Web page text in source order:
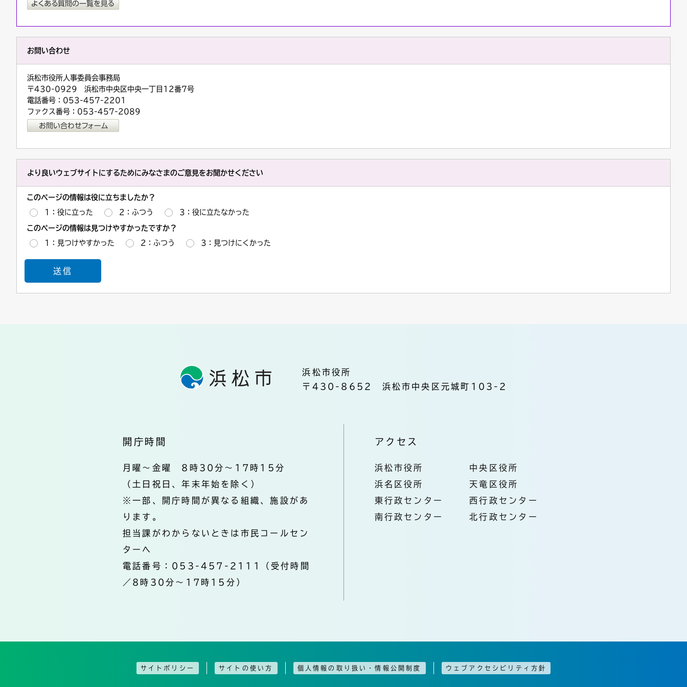
お問い合わせ
浜松市役所人事委員会事務局
〒430-0929 浜松市中央区中央一丁目12番7号
電話番号：053-457-2201
ファクス番号：053-457-2089
より良いウェブサイトにするためにみなさまのご意見をお聞かせください
このページの情報は役に立ちましたか？
1：役に立った 2：ふつう 3：役に立たなかった
このページの情報は見つけやすかったですか？
1：見つけやすかった 2：ふつう 3：見つけにくかった
浜松市役所
〒430-8652 浜松市中央区元城町103-2
開庁時間
月曜～金曜 8時30分～17時15分
（土日祝日、年末年始を除く）
※一部、開庁時間が異なる組織、施設があ
ります。
担当課がわからないときは市民コールセン
ターへ
電話番号：053-457-2111（受付時間
／8時30分～17時15分）
アクセス
浜松市役所
中央区役所
浜名区役所
天竜区役所
東行政センター
西行政センター
南行政センター
北行政センター
サイトポリシー サイトの使い方 個人情報の取り扱い・情報公開制度 ウェブアクセシビリティ方針